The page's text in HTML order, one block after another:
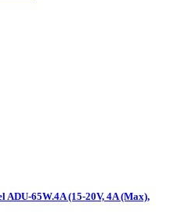
ADU-65W.4A (15-20V, 4A (Max),